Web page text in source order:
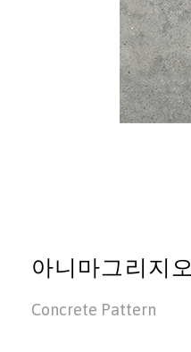
아니마그리지오
Concrete Pattern